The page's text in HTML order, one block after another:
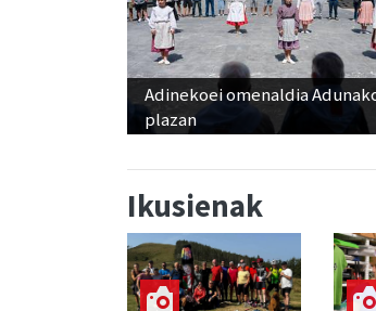
Adinekoei omenaldia
plazan
Ikusienak